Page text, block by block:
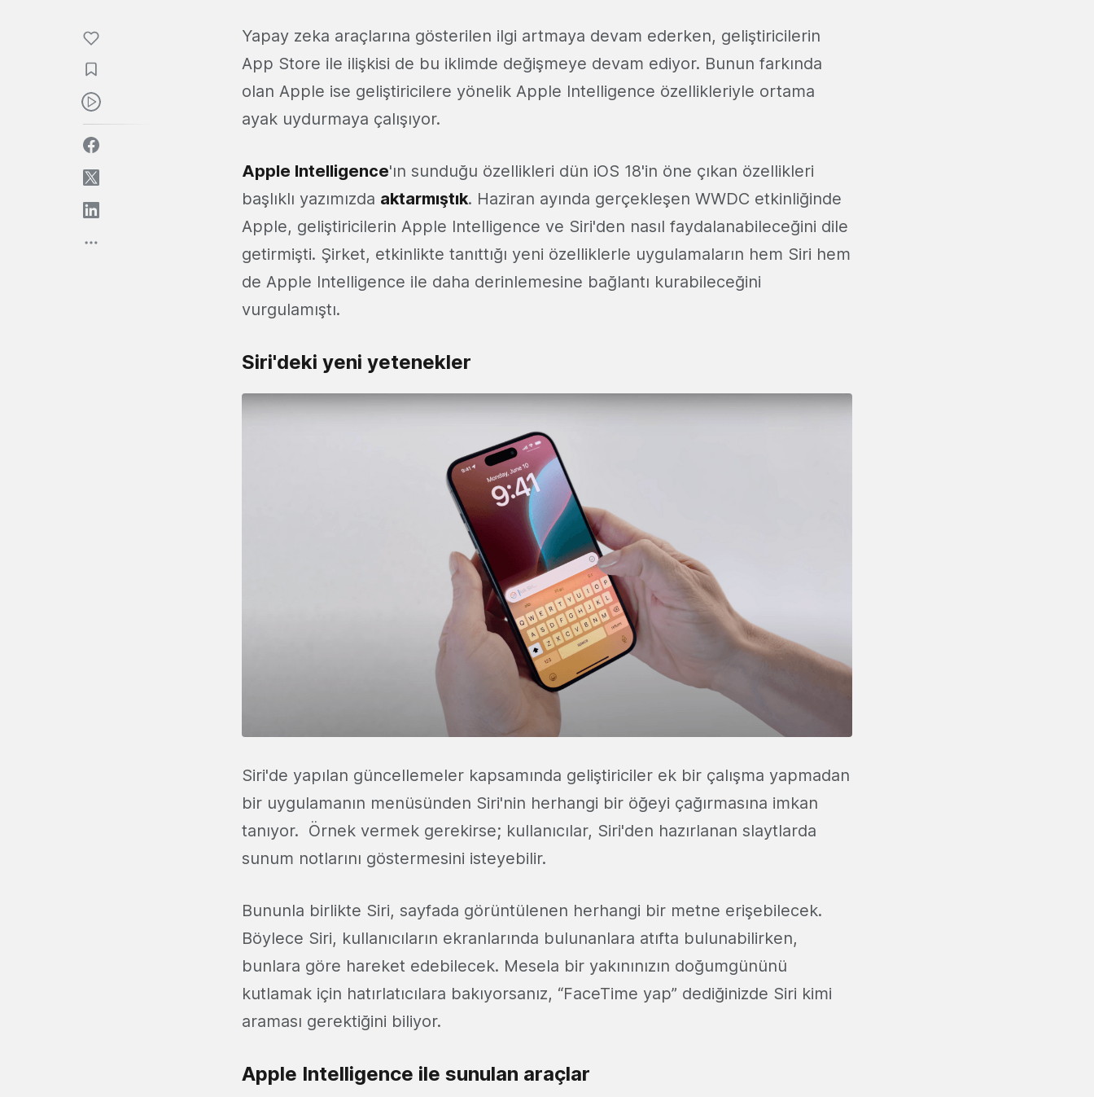
Yapay zeka araçlarına gösterilen ilgi artmaya devam ederken, geliştiricilerin
App Store ile ilişkisi de bu iklimde değişmeye devam ediyor. Bunun farkında
olan Apple ise geliştiricilere yönelik Apple Intelligence özellikleriyle ortama
ayak uydurmaya çalışıyor.
Apple Intelligence'ın sunduğu özellikleri dün iOS 18'in öne çıkan özellikleri
başlıklı yazımızda aktarmıştık. Haziran ayında gerçekleşen WWDC etkinliğinde
Apple, geliştiricilerin Apple Intelligence ve Siri'den nasıl faydalanabileceğini dile
getirmişti. Şirket, etkinlikte tanıttığı yeni özelliklerle uygulamaların hem Siri hem
de Apple Intelligence ile daha derinlemesine bağlantı kurabileceğini
vurgulamıştı.
Siri'deki yeni yetenekler
Siri'de yapılan güncellemeler kapsamında geliştiriciler ek bir çalışma yapmadan
bir uygulamanın menüsünden Siri'nin herhangi bir öğeyi çağırmasına imkan
tanıyor. Örnek vermek gerekirse; kullanıcılar, Siri'den hazırlanan slaytlarda
sunum notlarını göstermesini isteyebilir.
Bununla birlikte Siri, sayfada görüntülenen herhangi bir metne erişebilecek.
Böylece Siri, kullanıcıların ekranlarında bulunanlara atıfta bulunabilirken,
bunlara göre hareket edebilecek. Mesela bir yakınınızın doğumgününü
kutlamak için hatırlatıcılara bakıyorsanız, “FaceTime yap” dediğinizde Siri kimi
araması gerektiğini biliyor.
Apple Intelligence ile sunulan araçlar